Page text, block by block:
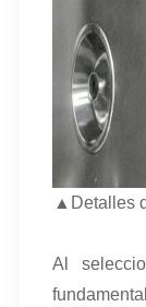
▲Detalles
Al